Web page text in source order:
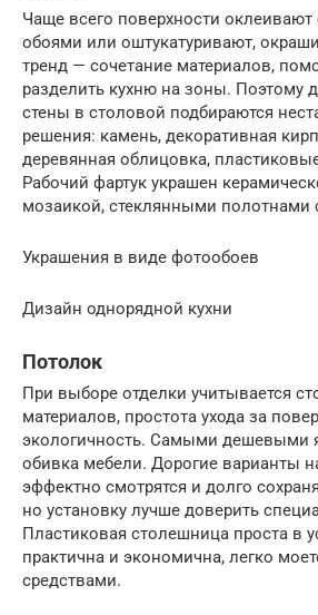
Чаще всего поверхности
обоями или оштукатуривают,
тренд — сочетание материалов,
разделить кухню на зоны. Поэтому
стены в столовой подбираются
решения: камень, декоративная
деревянная облицовка,
Рабочий фартук украшен
мозаикой, стеклянными полотнами
Украшения в виде фотообоев
Дизайн однорядной кухни
Потолок
При выборе отделки учитывается
материалов, простота ухода за
экологичность. Самыми дешевыми
обивка мебели. Дорогие варианты
эффектно смотрятся и долго
но установку лучше доверить
Пластиковая столешница проста в
практична и экономична, легко
средствами.